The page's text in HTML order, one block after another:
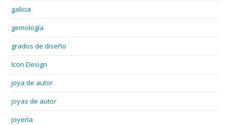
galicia
gemología
grados de diseño
Icon Design
joya de autor
joyas de autor
joyería